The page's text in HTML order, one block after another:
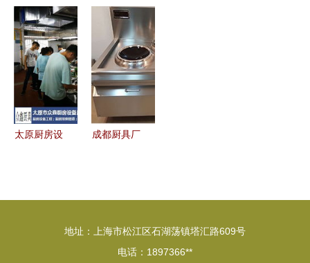
居生活的两
大核心
房，悦享品
质生活
太原厨房设
成都厨具厂
体化趋势
地址：上海市松江区石湖荡镇塔汇路609号
电话：1897366**